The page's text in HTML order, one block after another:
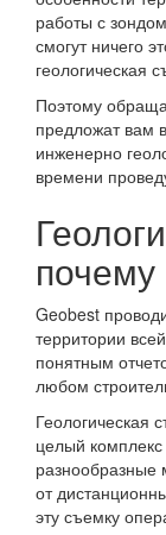
работы с
смогут ничего
геологическая
Поэтому
предложат вам
инженерно
времени
почему
Geobest
территории
понятным
любом
Геологическая
целый
разнообразные
от
эту съемку